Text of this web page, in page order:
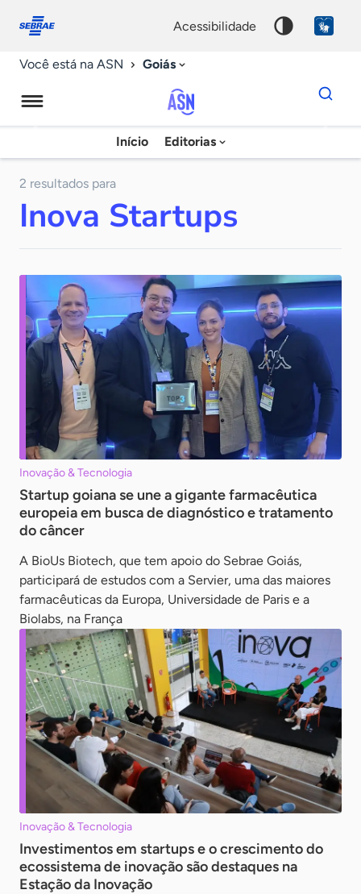
conosco
acessibilidade
Você está na ASN Goiás
Agência
Sebrae
Notícias
Início Editorias
Dados
para
chave
2 resultados para
Inova Startups
Inovação & Tecnologia
Startup goiana se une a gigante farmacêutica
europeia em busca de diagnóstico e tratamento
do câncer
A BioUs Biotech, que tem apoio do Sebrae Goiás,
participará de estudos com a Servier, uma das maiores
farmacêuticas da Europa, Universidade de Paris e a
Biolabs, na França
Inovação & Tecnologia
Investimentos em startups e o crescimento do
ecossistema de inovação são destaques na
Estação da Inovação